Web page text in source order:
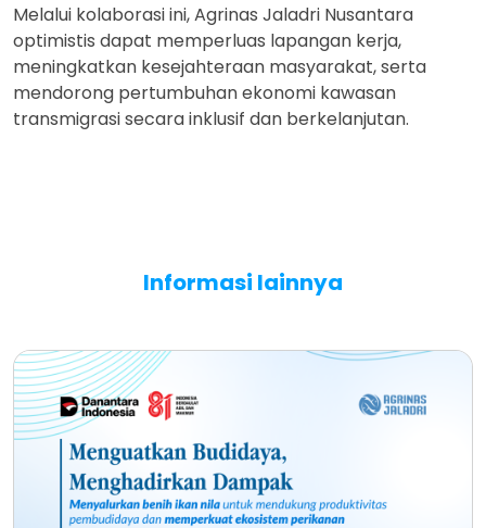
Melalui kolaborasi ini, Agrinas Jaladri Nusantara
optimistis dapat memperluas lapangan kerja,
meningkatkan kesejahteraan masyarakat, serta
mendorong pertumbuhan ekonomi kawasan
transmigrasi secara inklusif dan berkelanjutan.
Informasi lainnya